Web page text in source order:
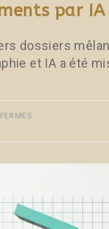
par IA
dossiers
et IA a été